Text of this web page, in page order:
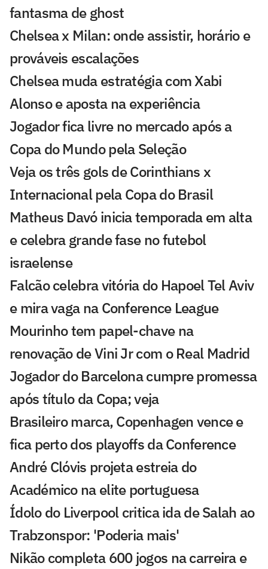
fantasma de ghost
Chelsea x Milan: onde assistir, horário e
prováveis escalações
Chelsea muda estratégia com Xabi
Alonso e aposta na experiência
Jogador fica livre no mercado após a
Copa do Mundo pela Seleção
Veja os três gols de Corinthians x
Internacional pela Copa do Brasil
Matheus Davó inicia temporada em alta
e celebra grande fase no futebol
israelense
Falcão celebra vitória do Hapoel Tel Aviv
e mira vaga na Conference League
Mourinho tem papel-chave na
renovação de Vini Jr com o Real Madrid
Jogador do Barcelona cumpre promessa
após título da Copa; veja
Brasileiro marca, Copenhagen vence e
fica perto dos playoffs da Conference
André Clóvis projeta estreia do
Académico na elite portuguesa
Ídolo do Liverpool critica ida de Salah ao
Trabzonspor: 'Poderia mais'
Nikão completa 600 jogos na carreira e